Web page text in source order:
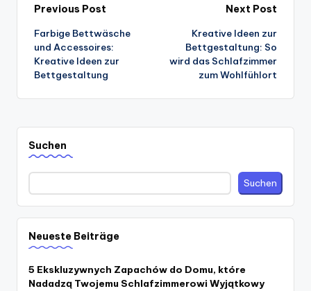
Post
navigation
Previous Post
Farbige Bettwäsche
und Accessoires:
Kreative Ideen zur
Bettgestaltung
Next Post
Kreative Ideen zur
Bettgestaltung: So
wird das Schlafzimmer
zum Wohlfühlort
Suchen
Suchen
Neueste Beiträge
5 Ekskluzywnych Zapachów do Domu, które
Nadadzą Twojemu Schlafzimmerowi Wyjątkowy